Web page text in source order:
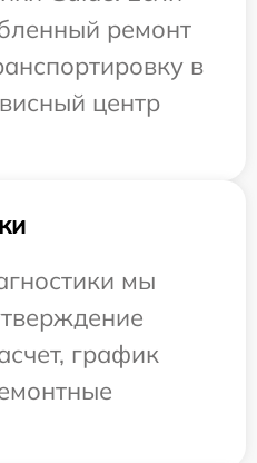
ремонт
в
центр
мы
график